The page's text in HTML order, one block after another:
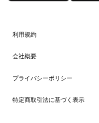
利用規約
会社概要
プライバシーポリシー
特定商取引法に基づく表示